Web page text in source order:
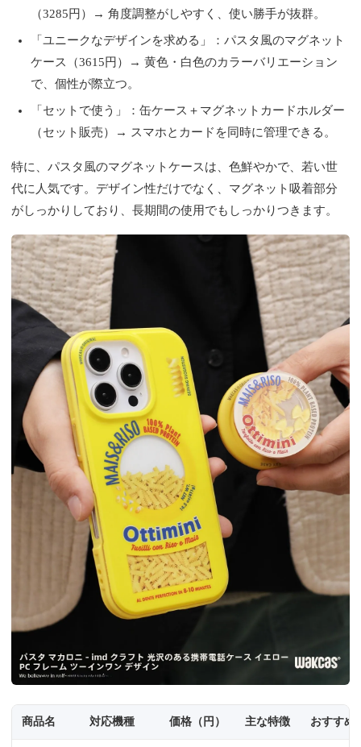
（3285円）→ 角度調整がしやすく、使い勝手が抜群。
「ユニークなデザインを求める」：パスタ風のマグネット
ケース（3615円）→ 黄色・白色のカラーバリエーション
で、個性が際立つ。
「セットで使う」：缶ケース＋マグネットカードホルダー
（セット販売）→ スマホとカードを同時に管理できる。
特に、パスタ風のマグネットケースは、色鮮やかで、若い世
代に人気です。デザイン性だけでなく、マグネット吸着部分
がしっかりしており、長期間の使用でもしっかりつきます。
商品名 対応機種 価格（円） 主な特徴 おすすめ